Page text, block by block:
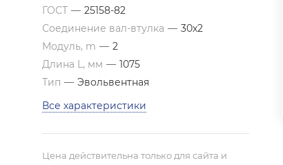
ГОСТ — 25158-82
Соединение вал-втулка — 30х2
Модуль, m — 2
Длина L, мм — 1075
Тип — Эвольвентная
Все характеристики
Цена действительна только для сайта и